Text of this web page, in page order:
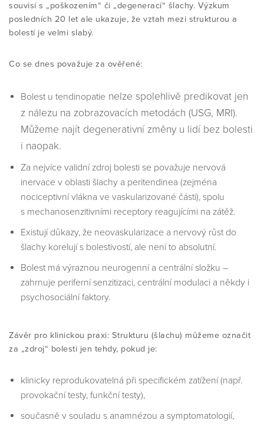
souvisí s „poškozením“ či „degenerací“ šlachy. Výzkum
posledních 20 let ale ukazuje, že vztah mezi strukturou a
bolestí je velmi slabý.
Co se dnes považuje za ověřené:
Bolest u tendinopatie nelze spolehlivě predikovat jen
z nálezu na zobrazovacích metodách (USG, MRI).
Můžeme najít degenerativní změny u lidí bez bolesti
i naopak.
Za nejvíce validní zdroj bolesti se považuje nervová
inervace v oblasti šlachy a peritendinea (zejména
nociceptivní vlákna ve vaskularizované části), spolu
s mechanosenzitivními receptory reagujícími na zátěž.
Existují důkazy, že neovaskularizace a nervový růst do
šlachy korelují s bolestivostí, ale není to absolutní.
Bolest má výraznou neurogenní a centrální složku –
zahrnuje periferní senzitizaci, centrální modulaci a někdy i
psychosociální faktory.
Závěr pro klinickou praxi: Strukturu (šlachu) můžeme označit
za „zdroj“ bolesti jen tehdy, pokud je:
klinicky reprodukovatelná při specifickém zatížení (např.
provokační testy, funkční testy),
současně v souladu s anamnézou a symptomatologií,